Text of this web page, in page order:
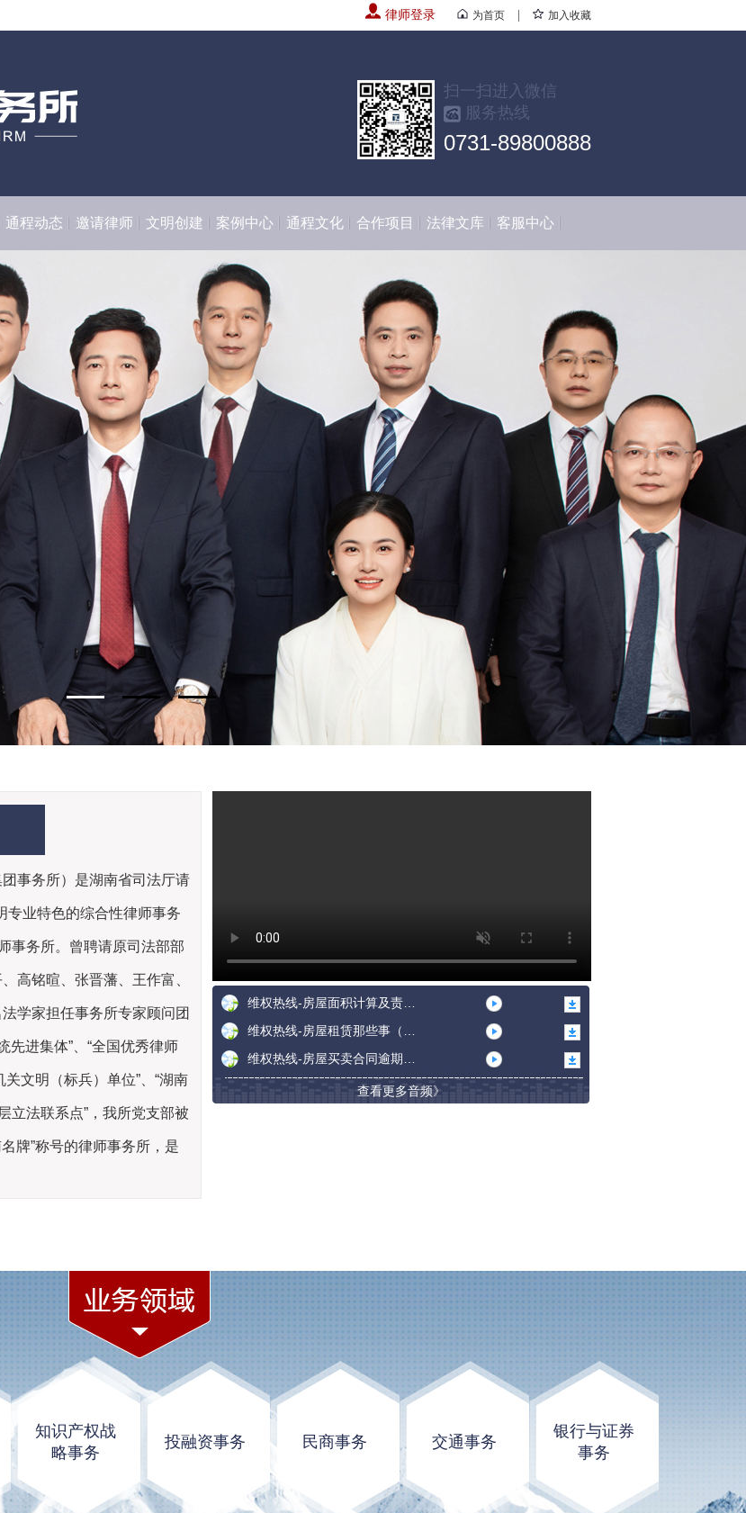
律师登录 为首页 加入收藏
扫一扫进入微信
服务热线
0731-89800888
通程动态 邀请律师 文明创建 案例中心 通程文化 合作项目 法律文库 客服中心
1 2
事务所）是湖南省司法厅请
专业特色的综合性律师事务
事务所。曾聘请原司法部部
高铭暄、张晋藩、王作富、
学家担任事务所专家顾问团
先进集体”、“全国优秀律师
关文明（标兵）单位”、“湖南
立法联系点”，我所党支部被
牌”称号的律师事务所，是
查看更多音频》
知识产权战
略事务
投融资事务 民商事务 交通事务
银行与证券
事务